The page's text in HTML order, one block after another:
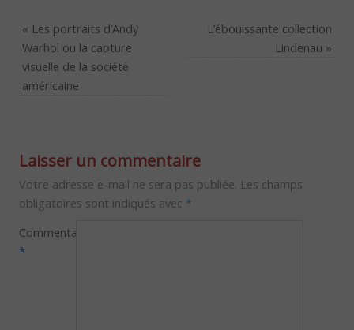
« Les portraits d’Andy
Warhol ou la capture
visuelle de la société
américaine
L’ébouissante collection
Lindenau »
Laisser un commentaire
Votre adresse e-mail ne sera pas publiée. Les champs
obligatoires sont indiqués avec *
Commentaire
*